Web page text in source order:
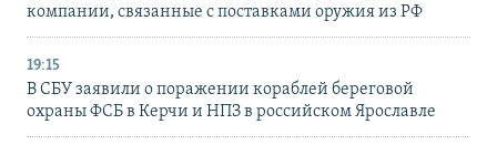
компании, связанные с поставками оружия из РФ
19:15
В СБУ заявили о поражении кораблей береговой
охраны ФСБ в Керчи и НПЗ в российском Ярославле